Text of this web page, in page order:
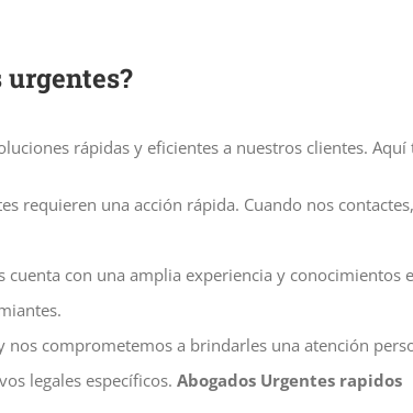
urgentes?
rápidas y eficientes a nuestros clientes.
requieren una acción rápida. Cuando nos
con una amplia experiencia y conocimientos
nos comprometemos a brindarles una atención
legales específicos. Abogados Urgentes rapidos